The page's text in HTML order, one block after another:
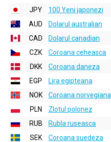
JPY
100 Yeni japonezi
AUD
Dolarul australian
CAD
Dolarul canadian
CZK
Coroana ceheasca
DKK
Coroana daneza
EGP
Lira egipteana
NOK
Coroana norvegiana
PLN
Zlotul polonez
RUB
Rubla ruseasca
SEK
Coroana suedeza